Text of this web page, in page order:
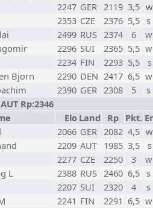
2247 GER 2119 3,5
2353 CZE 2376 5,5
2499 RUS 2374 6
2296 SUI 2365 5,5
2234 FIN 2293 5,5
Bjorn 2290 DEN 2417 6,5
2390 GER 2308 5
Rp:2346
Elo Land Rp Pkt.
2066 GER 2082 4,5
2209 AUT 1985 3,5
2277 CZE 2250 3
L 2388 RUS 2460 6,5
2207 SUI 2320 4
2241 FIN 2291 6,5